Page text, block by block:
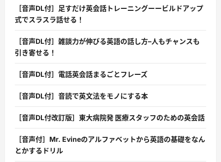
［音声DL付］足すだけ英会話トレーニングーービルドアップ
式でスラスラ話せる！
［音声DL付］雑談力が伸びる英語の話し方–人もチャンスも
引き寄せる！
［音声DL付］電話英会話まるごとフレーズ
［音声DL付］音読で英文法をモノにする本
［音声DL付改訂版］東大病院発 医療スタッフのための英会話
［音声付］Mr. Evineのアルファベットから英語の基礎をなん
とかするドリル